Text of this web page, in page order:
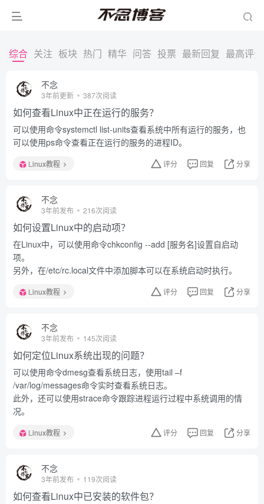
综合 关注 板块 热门 精华 问答 投票 最新回复 最高评分
不念
3年前更新 387次阅读
如何查看Linux中正在运行的服务？
可以使用命令systemctl list-units查看系统中所有运行的服务，也
可以使用ps命令查看正在运行的服务的进程ID。
Linux教程 评分 回复 分享
不念
3年前发布 216次阅读
如何设置Linux中的启动项？
在Linux中，可以使用命令chkconfig --add [服务名]设置自启动
项。
另外，在/etc/rc.local文件中添加脚本可以在系统启动时执行。
Linux教程 评分 回复 分享
不念
3年前发布 145次阅读
如何定位Linux系统出现的问题？
可以使用命令dmesg查看系统日志，使用tail –f
/var/log/messages命令实时查看系统日志。
此外，还可以使用strace命令跟踪进程运行过程中系统调用的情
况。
Linux教程 评分 回复 分享
不念
3年前发布 119次阅读
如何查看Linux中已安装的软件包？